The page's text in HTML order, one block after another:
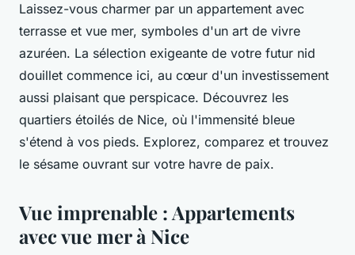
Laissez-vous charmer par un appartement avec
terrasse et vue mer, symboles d'un art de vivre
azuréen. La sélection exigeante de votre futur nid
douillet commence ici, au cœur d'un investissement
aussi plaisant que perspicace. Découvrez les
quartiers étoilés de Nice, où l'immensité bleue
s'étend à vos pieds. Explorez, comparez et trouvez
le sésame ouvrant sur votre havre de paix.
Vue imprenable : Appartements
avec vue mer à Nice